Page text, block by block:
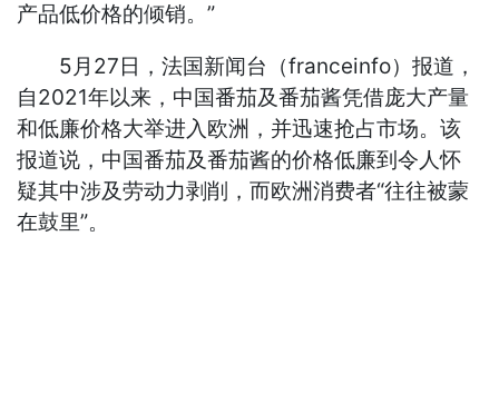
产品低价格的倾销。”
5月27日，法国新闻台（franceinfo）报道，
自2021年以来，中国番茄及番茄酱凭借庞大产量
和低廉价格大举进入欧洲，并迅速抢占市场。该
报道说，中国番茄及番茄酱的价格低廉到令人怀
疑其中涉及劳动力剥削，而欧洲消费者“往往被蒙
在鼓里”。